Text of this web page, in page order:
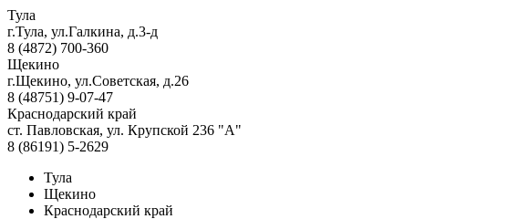
Тула
г.Тула, ул.Галкина, д.3-д
8 (4872) 700-360
Щекино
г.Щекино, ул.Советская, д.26
8 (48751) 9-07-47
Краснодарский край
ст. Павловская, ул. Крупской 236 "А"
8 (86191) 5-2629
Тула
Щекино
Краснодарский край